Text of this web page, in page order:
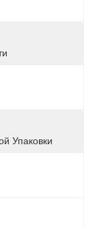
Упаковки